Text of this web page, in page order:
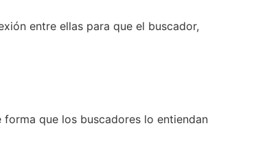
entre ellas para que el buscador,
forma que los buscadores lo entiendan